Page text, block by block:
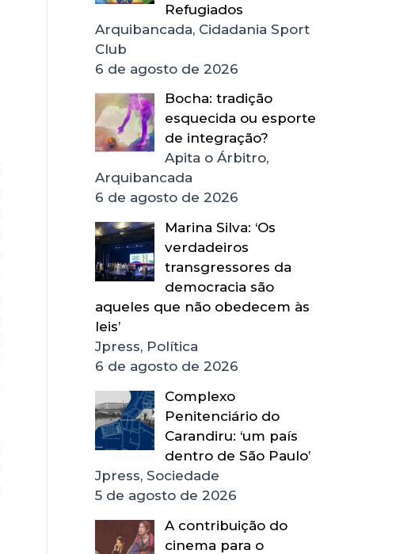
Refugiados
Arquibancada, Cidadania Sport
Club
6 de agosto de 2026
Bocha: tradição
esquecida ou esporte
de integração?
Apita o Árbitro,
Arquibancada
6 de agosto de 2026
Marina Silva: ‘Os
verdadeiros
transgressores da
democracia são
aqueles que não obedecem às
leis’
Jpress, Política
6 de agosto de 2026
Complexo
Penitenciário do
Carandiru: ‘um país
dentro de São Paulo’
Jpress, Sociedade
5 de agosto de 2026
A contribuição do
cinema para o